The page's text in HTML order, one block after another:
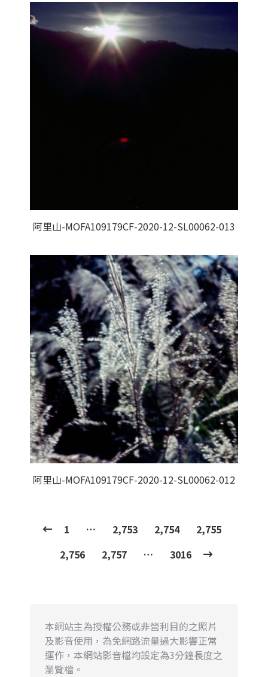
阿里山-MOFA109179CF-2020-12-SL00062-013
阿里山-MOFA109179CF-2020-12-SL00062-012
1 … 2,753 2,754
2,755
2,756
2,757 … 3016
本網站主為授權公務或非營利目的之照片
及影音使用，為免網路流量過大影響正常
運作，本網站影音檔均設定為3分鐘長度之
瀏覽檔。